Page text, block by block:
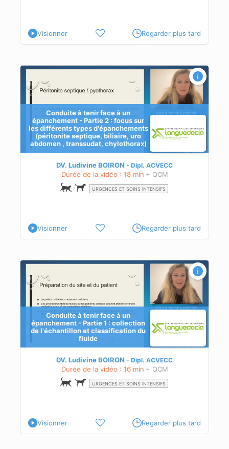
Visionner Regarder plus tard
Conduite à tenir face à un
épanchement - Partie 2 : focus sur
les différents types d'épanchements
(péritonite septique, biliaire, uro
abdomen , transsudat, chylothorax)
DV. Ludivine BOIRON Dipl. ACVECC
Durée de la vidéo : 18 min + QCM
URGENCES ET SOINS INTENSIFS
Visionner Regarder plus tard
Conduite à tenir face à un
épanchement - Partie 1 : collection
de l'échantillon et classification du
fluide
DV. Ludivine BOIRON Dipl. ACVECC
Durée de la vidéo : 16 min + QCM
URGENCES ET SOINS INTENSIFS
Visionner Regarder plus tard